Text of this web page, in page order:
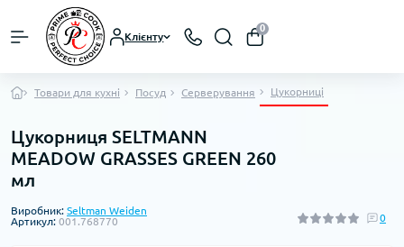
Клієнту
0
Товари для кухні Посуд Серверування Цукорниці
Цукорниця SELTMANN
MEADOW GRASSES GREEN 260
мл
Виробник: Seltman Weiden
Артикул: 001.768770 0